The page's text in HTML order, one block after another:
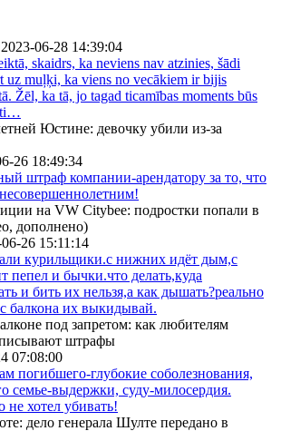
2023-06-28 14:39:04
skaidrs, ka neviens nav atzinies, šādi
uz muļķi, ka viens no vecākiem ir bijis
Žēl, ka tā, jo tagad ticamības moments būs
Юстине: девочку убили из-за
26 18:49:34
штраф компании-арендатору за то, что
на VW Citybee: подростки попали в
дополнено)
26 15:11:14
курильщики.с нижних идёт дым,с
пепел и бычки.что делать,куда
и бить их нельзя,а как дышать?реально
с балкона их выкидывай.
под запретом: как любителям
штрафы
07:08:00
погибшего-глубокие соболезнования,
семье-выдержки, суду-милосердия.
не хотел убивать!
дело генерала Шулте передано в